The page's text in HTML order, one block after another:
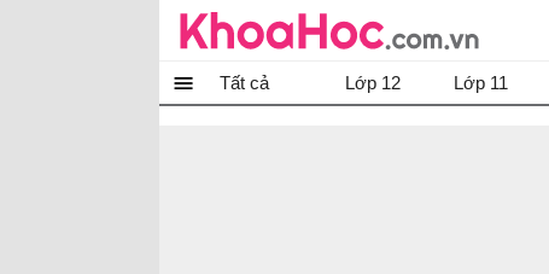
Tất cả Lớp 12 Lớp 11